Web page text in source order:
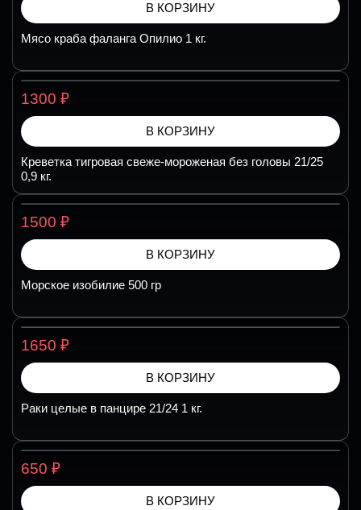
В КОРЗИНУ
Мясо краба фаланга Опилио 1 кг.
1300 ₽
В КОРЗИНУ
Креветка тигровая свеже-мороженая без головы 21/25
0,9 кг.
1500 ₽
В КОРЗИНУ
Морское изобилие 500 гр
1650 ₽
В КОРЗИНУ
Раки целые в панцире 21/24 1 кг.
650 ₽
В КОРЗИНУ